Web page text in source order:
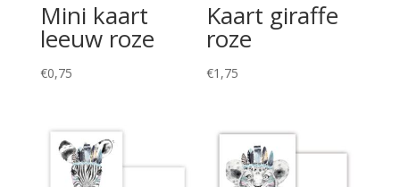
Mini kaart
leeuw roze
€0,75
Kaart giraffe
roze
€1,75